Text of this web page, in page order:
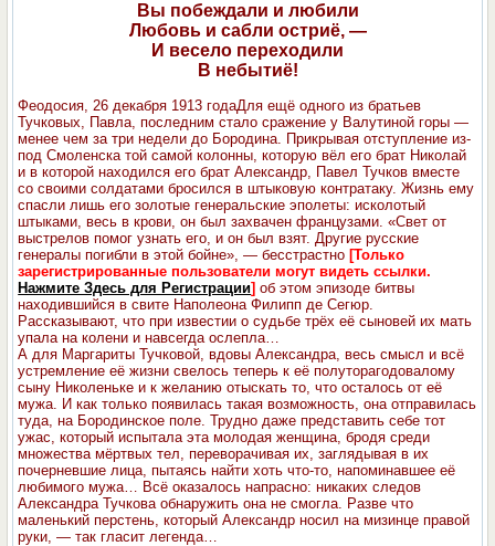
Вы побеждали и любили
Любовь и сабли остриё, —
И весело переходили
В небытиё!
Феодосия, 26 декабря 1913 годаДля ещё одного из братьев
Тучковых, Павла, последним стало сражение у Валутиной горы —
менее чем за три недели до Бородина. Прикрывая отступление из-
под Смоленска той самой колонны, которую вёл его брат Николай
и в которой находился его брат Александр, Павел Тучков вместе
со своими солдатами бросился в штыковую контратаку. Жизнь ему
спасли лишь его золотые генеральские эполеты: исколотый
штыками, весь в крови, он был захвачен французами. «Свет от
выстрелов помог узнать его, и он был взят. Другие русские
генералы погибли в этой бойне», — бесстрастно [Только
зарегистрированные пользователи могут видеть ссылки.
Нажмите Здесь для Регистрации] об этом эпизоде битвы
находившийся в свите Наполеона Филипп де Сегюр.
Рассказывают, что при известии о судьбе трёх её сыновей их мать
упала на колени и навсегда ослепла…
А для Маргариты Тучковой, вдовы Александра, весь смысл и всё
устремление её жизни свелось теперь к её полуторагодовалому
сыну Николеньке и к желанию отыскать то, что осталось от её
мужа. И как только появилась такая возможность, она отправилась
туда, на Бородинское поле. Трудно даже представить себе тот
ужас, который испытала эта молодая женщина, бродя среди
множества мёртвых тел, переворачивая их, заглядывая в их
почерневшие лица, пытаясь найти хоть что-то, напоминавшее её
любимого мужа… Всё оказалось напрасно: никаких следов
Александра Тучкова обнаружить она не смогла. Разве что
маленький перстень, который Александр носил на мизинце правой
руки, — так гласит легенда…